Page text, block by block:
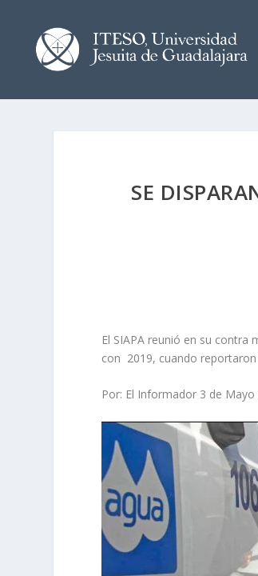
SE
El SIAPA reunió en su contra
con 2019, cuando
Por: El Informador 3 de Mayo